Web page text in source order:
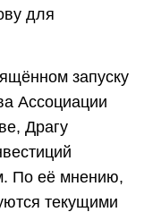
для
запуску
Ассоциации
Драгу
По её мнению,
текущими